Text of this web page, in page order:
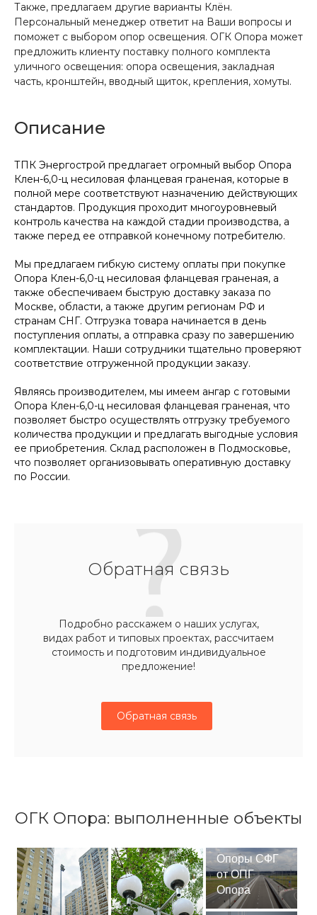
Также, предлагаем другие варианты Клён.
Персональный менеджер ответит на Ваши вопросы и
поможет с выбором опор освещения. ОГК Опора может
предложить клиенту поставку полного комплекта
уличного освещения: опора освещения, закладная
часть, кронштейн, вводный щиток, крепления, хомуты.
Описание
ТПК Энергострой предлагает огромный выбор Опора
Клен-6,0-ц несиловая фланцевая граненая, которые в
полной мере соответствуют назначению действующих
стандартов. Продукция проходит многоуровневый
контроль качества на каждой стадии производства, а
также перед ее отправкой конечному потребителю.
Мы предлагаем гибкую систему оплаты при покупке
Опора Клен-6,0-ц несиловая фланцевая граненая, а
также обеспечиваем быструю доставку заказа по
Москве, области, а также другим регионам РФ и
странам СНГ. Отгрузка товара начинается в день
поступления оплаты, а отправка сразу по завершению
комплектации. Наши сотрудники тщательно проверяют
соответствие отгруженной продукции заказу.
Являясь производителем, мы имеем ангар с готовыми
Опора Клен-6,0-ц несиловая фланцевая граненая, что
позволяет быстро осуществлять отгрузку требуемого
количества продукции и предлагать выгодные условия
ее приобретения. Склад расположен в Подмосковье,
что позволяет организовывать оперативную доставку
по России.
Обратная связь
Подробно расскажем о наших услугах,
видах работ и типовых проектах, рассчитаем
стоимость и подготовим индивидуальное
предложение!
Обратная связь
ОГК Опора: выполненные объекты
Опоры СФГ
от ОПГ
Опора